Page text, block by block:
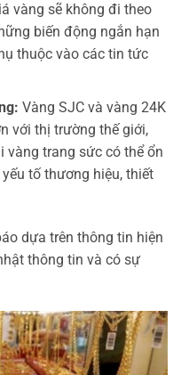
vàng sẽ không đi theo
biến động ngắn hạn
thuộc vào các tin tức
Vàng SJC và vàng 24K
với thị trường thế giới,
vàng trang sức có thể ổn
tố thương hiệu, thiết
dựa trên thông tin hiện
thông tin và có sự